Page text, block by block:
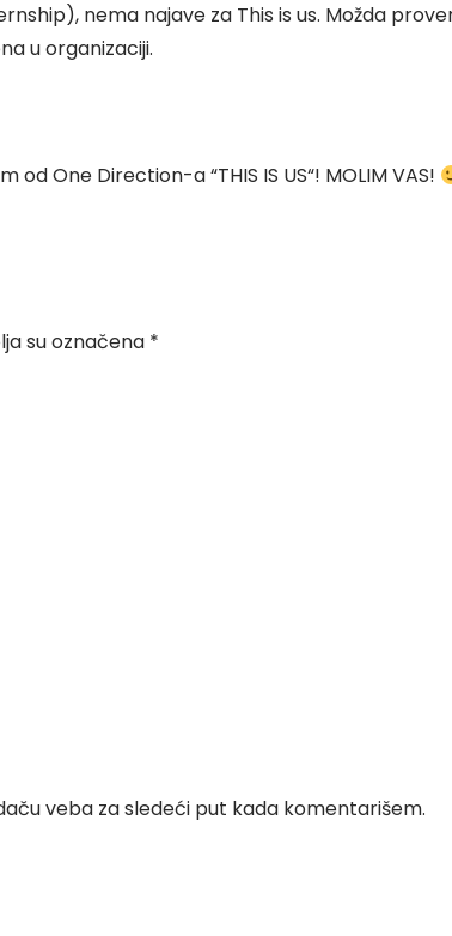
nema najave za This is us. Možda
u organizaciji.
One Direction-a “THIS IS US“! MOLIM VAS!
su označena *
veba za sledeći put kada komentarišem.